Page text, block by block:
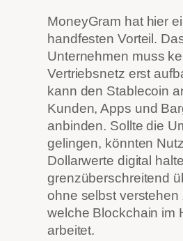
MoneyGram hat hier
handfesten Vorteil.
Unternehmen muss
Vertriebsnetz erst
kann den Stablecoin
Kunden, Apps und
anbinden. Sollte die
gelingen, könnten
Dollarwerte digital
grenzüberschreitend
ohne selbst verstehen
welche Blockchain im
arbeitet.